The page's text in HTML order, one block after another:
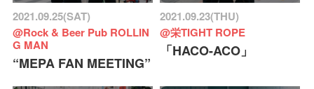
2021.09.25(SAT)
@Rock & Beer Pub ROLLIN
G MAN
“MEPA FAN MEETING”
2021.09.23(THU)
@栄TIGHT ROPE
「HACO-ACO」